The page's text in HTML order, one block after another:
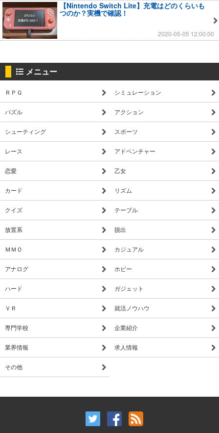
【Nintendo Switch Lite】充電はどのくらいも
つのか？実機で確認！
2020-05-05 12:00:00
メニュー
ＲＰＧ シミュレーション
パズル アクション
シューティング スポーツ
レース アドベンチャー
恋愛 乙女
カード リズム
クイズ テーブル
放置系 脱出
ＭＭＯ カジュアル
アナログ ホビー
ハード ガジェット
ＶＲ 就活ノウハウ
専門学校 企業紹介
業界情報 求人情報
その他